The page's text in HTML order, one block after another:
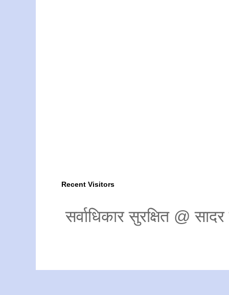
Recent Visitors
सर्वाधिकार सुरक्षित @